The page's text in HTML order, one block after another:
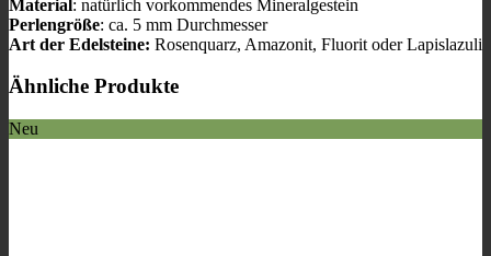
Material: natürlich vorkommendes Mineralgestein
Perlengröße: ca. 5 mm Durchmesser
Art der Edelsteine: Rosenquarz, Amazonit, Fluorit oder Lapislazuli
Ähnliche Produkte
Neu